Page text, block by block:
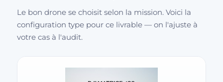
Le bon drone se choisit selon la mission. Voici la
configuration type pour ce livrable — on l'ajuste à
votre cas à l'audit.